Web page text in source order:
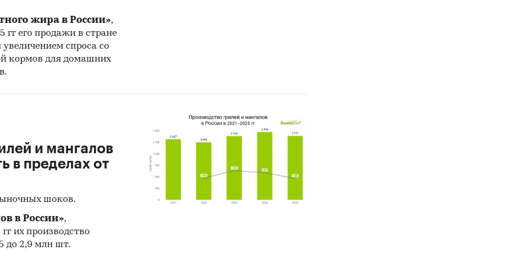
исследований маркетинговых и консалтинговых
отраслевых учреждений и базы данных.
Division: Commodity Trade Statistics, Industrial
Statistics, Food and Agriculture Organization и др.).
Международного Валютного Фонда (International
Всемирного банка (World Bank).
ВТО (World Trade Organization).
Организации экономического сотрудничества и
жира в России»,
гг его продажи в стране
спроса со
кормов для домашних
и мангалов
в пределах от
шоков.
в России»,
их производство
до 2,9 млн шт.